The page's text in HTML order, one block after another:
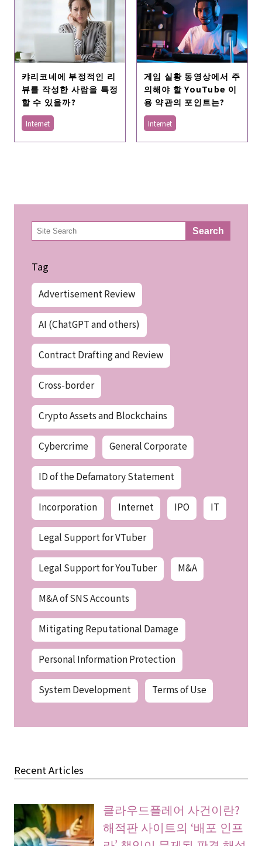
캬리코네에 부정적인 리
뷰를 작성한 사람을 특정
할 수 있을까?
Internet
게임 실황 동영상에서 주
의해야 할 YouTube 이
용 약관의 포인트는?
Internet
検
索 Search
Tag
Advertisement Review
AI (ChatGPT and others)
Contract Drafting and Review
Cross-border
Crypto Assets and Blockchains
Cybercrime General Corporate
ID of the Defamatory Statement
Incorporation Internet IPO IT
Legal Support for VTuber
Legal Support for YouTuber M&A
M&A of SNS Accounts
Mitigating Reputational Damage
Personal Information Protection
System Development Terms of Use
Recent Articles
클라우드플레어 사건이란?
해적판 사이트의 ‘배포 인프